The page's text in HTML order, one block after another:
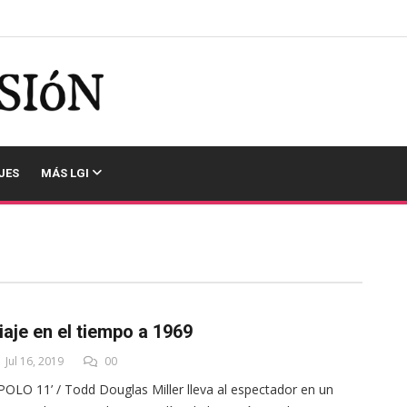
MÁS LGI
en el tiempo a 1969
Jul 16, 2019 00
11’ / Todd Douglas Miller lleva al espectador en un